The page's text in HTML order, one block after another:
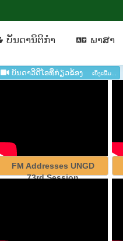
ບັນ​ດາ​ນິ​ຕິ​ກຳ ​ພາ​ສາ
ບັນ​ດາ​ວີ​ດີ​ໂອທີ່​ກ່ຽວ​ຂ້ອງ​ເບິ່ງ​ເພີ່ມ...
FM Addresses UNGD
73rd Session
ບັນ​ດາ​ນິ​ຕິ​ກຳ ​ພາ​ສາ